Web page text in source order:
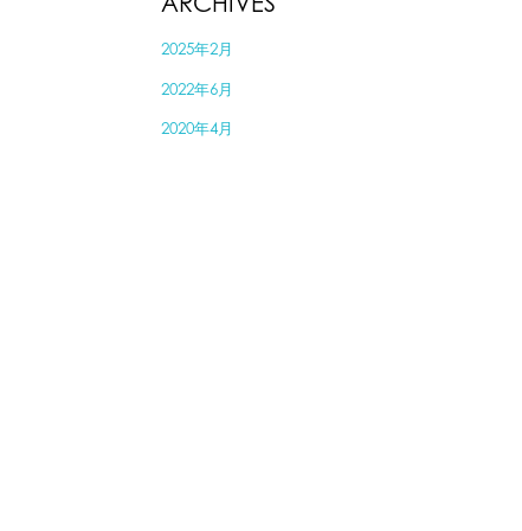
2025年2月
2022年6月
2020年4月